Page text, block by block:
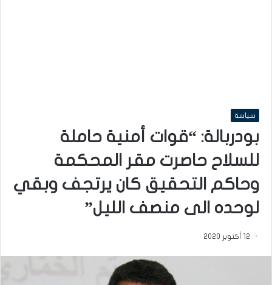
سياسة
بودربالة: “قوات أمنية حاملة
للسلاح حاصرت مقر المحكمة
وحاكم التحقيق كان يرتجف وبقي
لوحده الى منصف الليل”
12 أكتوبر 2020